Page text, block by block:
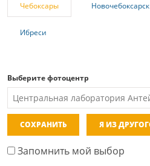
Чебоксары
Новочебоксарск
Ибреси
Выберите фотоцентр
СОХРАНИТЬ Я ИЗ
Запомнить мой выбор